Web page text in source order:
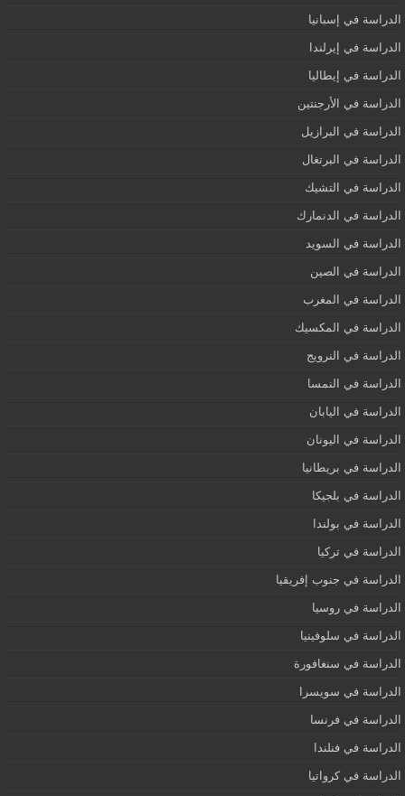
الدراسة في إسبانيا
الدراسة في إيرلندا
الدراسة في إيطاليا
الدراسة في الأرجنتين
الدراسة في البرازيل
الدراسة في البرتغال
الدراسة في التشيك
الدراسة في الدنمارك
الدراسة في السويد
الدراسة في الصين
الدراسة في المغرب
الدراسة في المكسيك
الدراسة في النرويج
الدراسة في النمسا
الدراسة في اليابان
الدراسة في اليونان
الدراسة في بريطانيا
الدراسة في بلجيكا
الدراسة في بولندا
الدراسة في تركيا
الدراسة في جنوب إفريقيا
الدراسة في روسيا
الدراسة في سلوفينيا
الدراسة في سنغافورة
الدراسة في سويسرا
الدراسة في فرنسا
الدراسة في فنلندا
الدراسة في كرواتيا